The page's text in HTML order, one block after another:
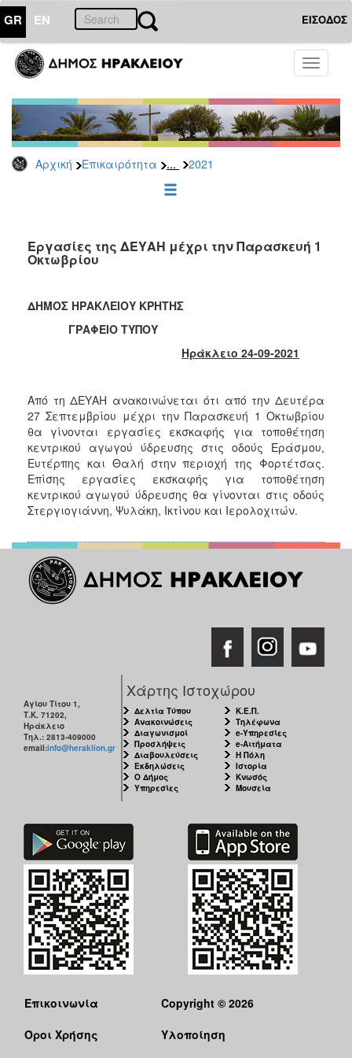
GR EN ΕΙΣΟΔΟΣ
Toggle
Αρχική Επικαιρότητα ... 2021
ΕΠΙΚΑΙΡΟΤΗΤΑ
Τύπου
Αρχείο
2026
2025
2022
2021
2019
2018
2015
2013
2012
2011
2010
ΔΗΜΟΤΗΣ
Εργασίες της ΔΕΥΑΗ μέχρι την Παρασκευή 1
Οκτωβρίου
ΔΗΜΟΣ ΗΡΑΚΛΕΙΟΥ ΚΡΗΤΗΣ
ΓΡΑΦΕΙΟ ΤΥΠΟΥ
Ηράκλειο 24-09-2021
Από τη ΔΕΥΑΗ ανακοινώνεται ότι από την Δευτέρα
27 Σεπτεμβρίου μέχρι την Παρασκευή 1 Οκτωβρίου
θα γίνονται εργασίες εκσκαφής για τοποθέτηση
κεντρικού αγωγού ύδρευσης στις οδούς Εράσμου,
Ευτέρπης και Θαλή στην περιοχή της Φορτέτσας.
Επίσης εργασίες εκσκαφής για τοποθέτηση
κεντρικού αγωγού ύδρευσης θα γίνονται στις οδούς
Στεργιογιάννη, Ψυλάκη, Ικτίνου και Ιερολοχιτών.
Αγίου Τίτου 1,
Τ.Κ. 71202,
Ηράκλειο
Τηλ.: 2813-409000
email:info@heraklion.gr
Χάρτης Ιστοχώρου
Δελτία Τύπου
Ανακοινώσεις
Διαγωνισμοί
Προσλήψεις
Διαβουλεύσεις
Εκδηλώσεις
Ο Δήμος
Υπηρεσίες
Κ.Ε.Π.
Τηλέφωνα
e-Υπηρεσίες
e-Αιτήματα
Η Πόλη
Ιστορία
Κνωσός
Μουσεία
Επικοινωνία
Όροι Χρήσης
Copyright © 2026
Υλοποίηση